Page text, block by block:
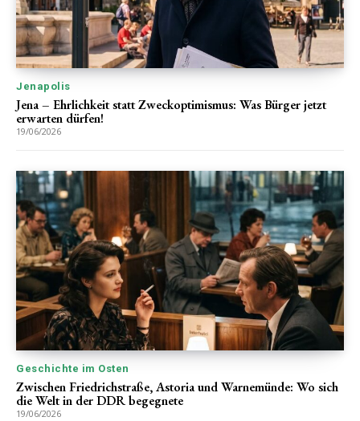
Jenapolis
Jena – Ehrlichkeit statt Zweckoptimismus: Was Bürger jetzt
erwarten dürfen!
19/06/2026
Geschichte im Osten
Zwischen Friedrichstraße, Astoria und Warnemünde: Wo sich
die Welt in der DDR begegnete
19/06/2026